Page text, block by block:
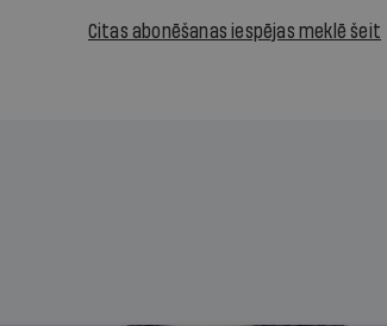
Citas abonēšanas iespējas meklē šeit